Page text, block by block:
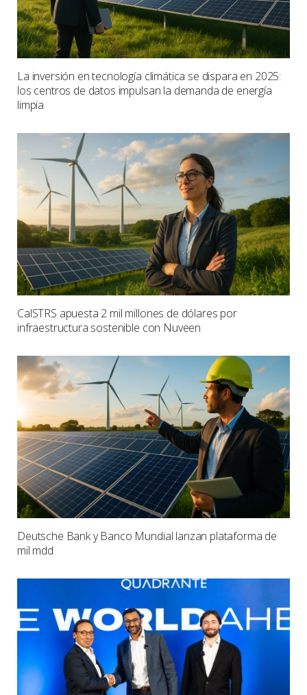
La inversión en tecnología climática se dispara en 2025:
los centros de datos impulsan la demanda de energía
limpia
CalSTRS apuesta 2 mil millones de dólares por
infraestructura sostenible con Nuveen
Deutsche Bank y Banco Mundial lanzan plataforma de
mil mdd